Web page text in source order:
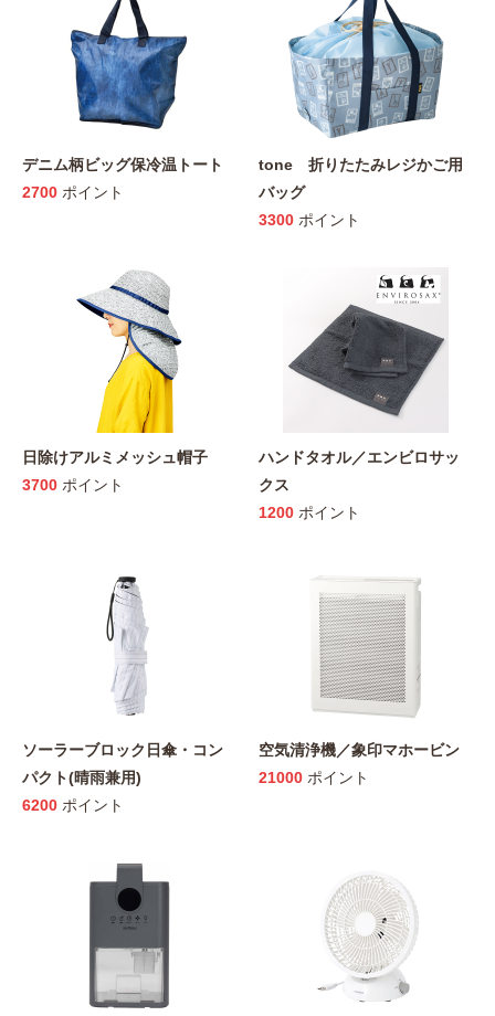
デニム柄ビッグ保冷温トート
2700 ポイント
tone 折りたたみレジかご用
バッグ
3300 ポイント
日除けアルミメッシュ帽子
3700 ポイント
ハンドタオル／エンビロサッ
クス
1200 ポイント
ソーラーブロック日傘・コン
パクト(晴雨兼用)
6200 ポイント
空気清浄機／象印マホービン
21000 ポイント